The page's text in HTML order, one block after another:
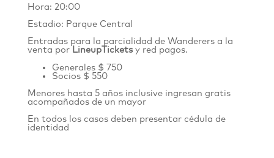
Hora: 20:00
Estadio: Parque Central
Entradas para la parcialidad de Wanderersa la
venta por LineupTicketsy red pagos.
Generales $ 750
Socios $ 550
Menores hasta 5 años inclusive ingresan gratis
acompañados de un mayor
En todos los casos deben presentar cédula de
identidad